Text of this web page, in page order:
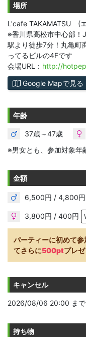
場所
L'cafe TAKAMATSU (
※香川県高松市中心部！
駅より徒歩7分！丸亀町
ってるビルの4Fです
会場URL： http://
Google Mapで見る
年齢
37歳～47歳
※男女とも、参加対象年
金額
6,500円 / 4,800円
3,800円 / 400円
パーティーに初めて
てさらに500ptプレゼ
キャンセル
2026/08/06 20:00 まで
持ち物